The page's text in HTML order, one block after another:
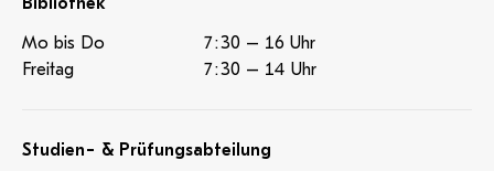
Mo bis Do
7:30 – 16 Uhr
Freitag
7:30 – 14 Uhr
Studien- & Prüfungsabteilung